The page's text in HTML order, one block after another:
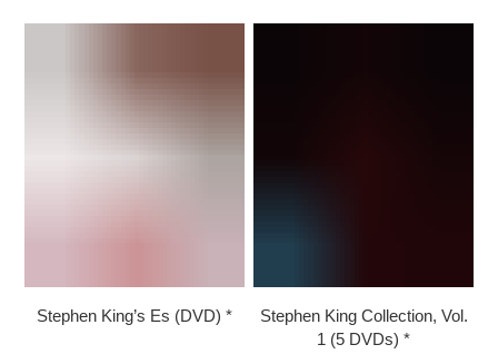
Stephen King’s Es (DVD)
Stephen King Collection, Vol.
1 (5 DVDs)